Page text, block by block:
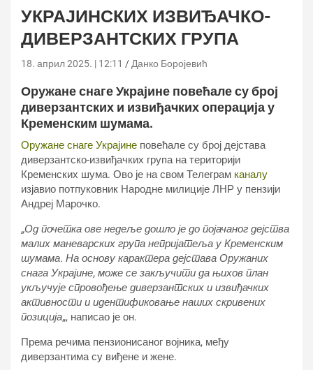
УКРАЈИНСКИХ ИЗВИЂАЧКО-
ДИВЕРЗАНТСКИХ ГРУПА
18. април 2025. | 12:11 Данко Боројевић
Оружане снаге Украјине повећале су број
диверзантских и извиђачких операција у
Кременским шумама.
Оружане снаге Украјине повећале су број дејстава
диверзантско-извиђачких група на територији
Кременских шума. Ово је на свом Телеграм каналу
изјавио потпуковник Народне милиције ЛНР у пензији
Андреј Марочко.
„Од почетка ове недеље дошло је до појачаног дејства
малих маневарских група непријатеља у Кременским
шумама. На основу карактера дејстава Оружаних
снага Украјине, може се закључити да њихов план
укључује спровођење диверзантских и извиђачких
активности и идентификовање наших скривених
позиција„, написао је он.
Према речима пензионисаног војника, међу
диверзантима су виђене и жене.